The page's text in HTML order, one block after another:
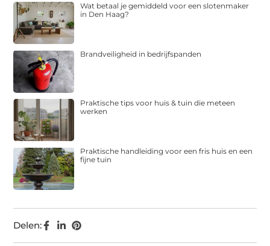
Delen:
Wat betaal je gemiddeld voor een slotenmaker
in Den Haag?
Brandveiligheid in bedrijfspanden
Praktische tips voor huis & tuin die meteen
werken
Praktische handleiding voor een fris huis en een
fijne tuin